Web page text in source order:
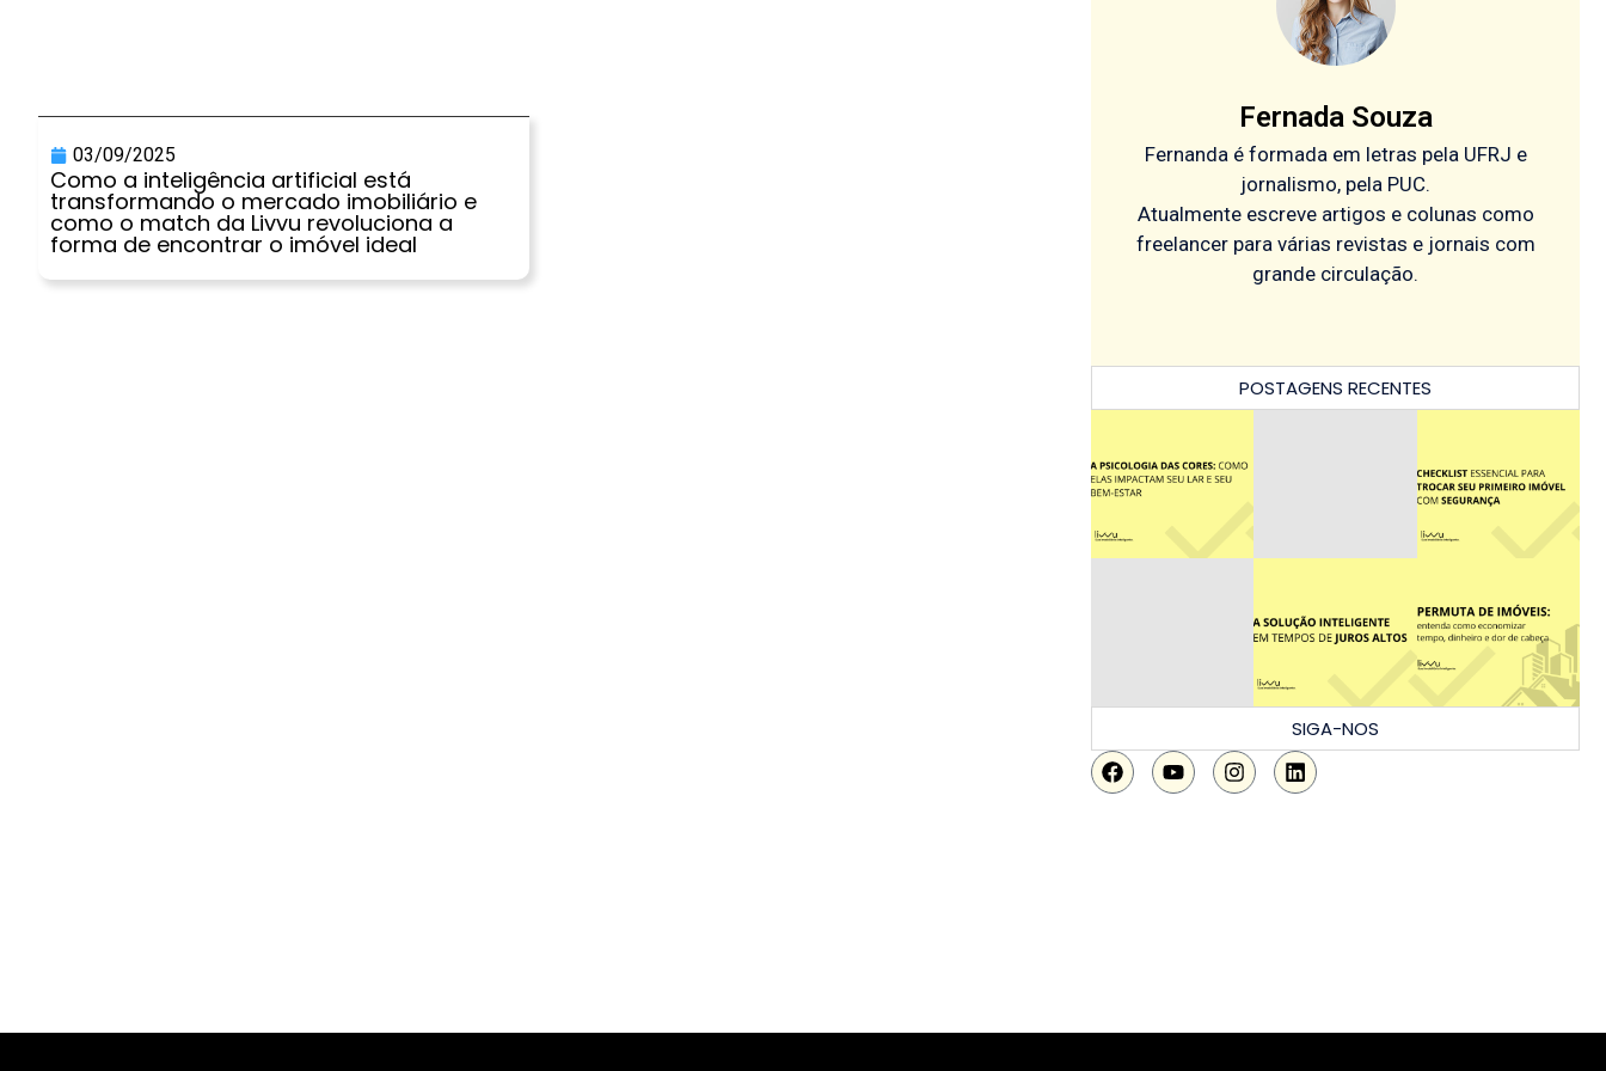
03/09/2025
Como a inteligência artificial está
transformando o mercado imobiliário e
como o match da Livvu revoluciona a
forma de encontrar o imóvel ideal
Fernada Souza
Fernanda é formada em letras pela UFRJ e
jornalismo, pela PUC.
Atualmente escreve artigos e colunas como
freelancer para várias revistas e jornais com
grande circulação.
POSTAGENS RECENTES
SIGA-NOS